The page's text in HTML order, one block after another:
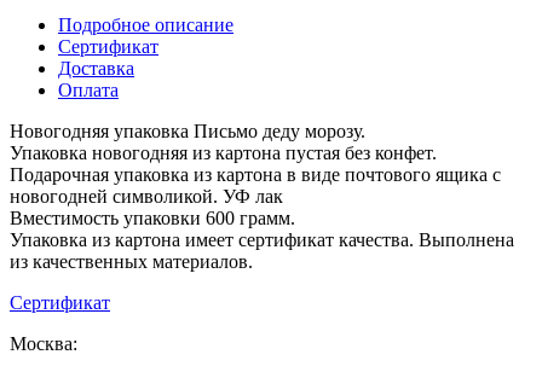
Подробное описание
Сертификат
Доставка
Оплата
Новогодняя упаковка Письмо деду морозу.
Упаковка новогодняя из картона пустая без конфет.
Подарочная упаковка из картона в виде почтового ящика с
новогодней символикой. УФ лак
Вместимость упаковки 600 грамм.
Упаковка из картона имеет сертификат качества. Выполнена
из качественных материалов.
Сертификат
Москва: